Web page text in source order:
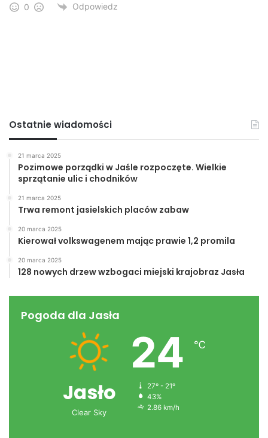
0 Odpowiedz
Ostatnie wiadomości
21 marca 2025
Pozimowe porządki w Jaśle rozpoczęte. Wielkie
sprzątanie ulic i chodników
21 marca 2025
Trwa remont jasielskich placów zabaw
20 marca 2025
Kierował volkswagenem mając prawie 1,2 promila
20 marca 2025
128 nowych drzew wzbogaci miejski krajobraz Jasła
Pogoda dla Jasła
Jasło
Clear Sky
24 ℃
27º - 21º
43%
2.86 km/h